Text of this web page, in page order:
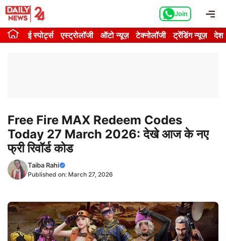
Skip
content
Join
ई स्पोर्ट्स एस्ट्रोलॉजी ऑटो न्यूज़ टेक्नोलॉजी ट्रेंडिंग न्यूज़ देश
Free Fire MAX Redeem Codes
Today 27 March 2026: देखे आज के नए
फ्री रिवॉर्ड कोड
Taiba Rahi
Published on: March 27, 2026